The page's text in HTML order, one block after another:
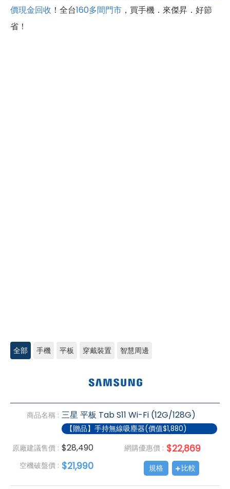
價現金回收 ！全台160多間門市 ，買手機．來傑昇．好節
省！
全部 手機 平板 穿戴裝置 智慧周邊
商品名稱 : 三星 平板 Tab S11 Wi-Fi (12G/128G)
【贈品】手持無線吸塵器(價值$1,880)
原廠建議售價 : $28,490 網購優惠價 : $22,869
空機破盤價 : $21,990 規格 比較